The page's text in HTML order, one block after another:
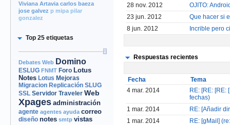
Viviana Artavia carlos baeza
jose galvez p mipa pilar
gonzalez
Top 25 etiquetas
Debates Web Domino
ESLUG FNMT Foro Lotus
Notes Lotus Mejoras
Migracion Replicación SLUG
SSL Servidor Traveler Web
Xpages administración
agente agentes ayuda correo
diseño notes smtp vistas
28 nov. 2012
OJITO:
23 jun. 2012
Que hacer si
8 jun. 2012
Incrible pero
Respuestas recientes
Fecha
Tema
4 mar. 2014
RE: [RE:
fechas)
1 mar. 2014
RE: [Añadir
1 mar. 2014
RE: [gMail]